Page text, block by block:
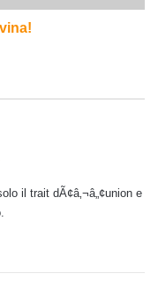
il trait dÃ¢â‚¬â„¢union e